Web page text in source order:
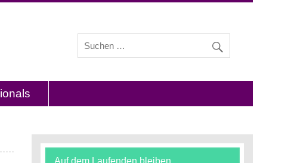
und Interviews mit Experten zu den Themen